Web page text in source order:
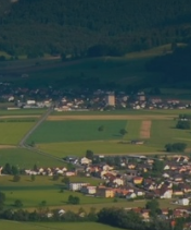
Démarrez